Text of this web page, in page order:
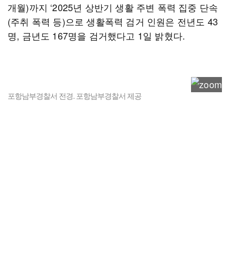
개월)까지 ‘2025년 상반기 생활 주변 폭력 집중 단속
(주취 폭력 등)으로 생활폭력 검거 인원은 전년도 43
명, 금년도 167명을 검거했다고 1일 밝혔다.
포항남부경찰서 전경. 포항남부경찰서 제공